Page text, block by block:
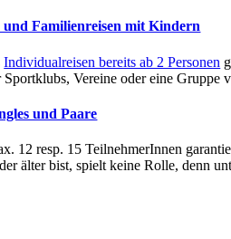
Familienreisen mit Kindern
Individualreisen bereits ab 2 Personen
Vereine oder eine
und Paare
12 resp. 15 TeilnehmerInnen
älter bist, spielt keine Rolle, denn